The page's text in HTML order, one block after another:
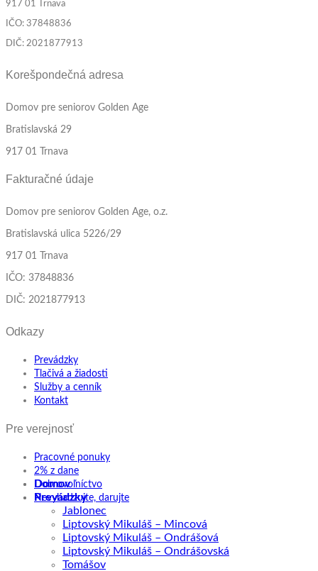
917 01 Trnava
IČO: 37848836
DIČ: 2021877913
Korešpondečná adresa
Domov pre seniorov Golden Age
Bratislavská 29
917 01 Trnava
Fakturačné údaje
Domov pre seniorov Golden Age, o.z.
Bratislavská ulica 5226/29
917 01 Trnava
IČO: 37848836
DIČ: 2021877913
Odkazy
Prevádzky
Tlačivá a žiadosti
Služby a cenník
Kontakt
Pre verejnosť
Pracovné ponuky
2% z dane
Dobrovoľníctvo
Nevyhadzujte, darujte
Domov
Prevádzky
Jablonec
Liptovský Mikuláš – Mincová
Liptovský Mikuláš – Ondrášová
Liptovský Mikuláš – Ondrášovská
Tomášov